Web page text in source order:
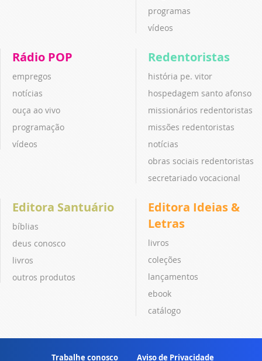
programas
vídeos
Rádio POP
empregos
notícias
ouça ao vivo
programação
vídeos
Redentoristas
história pe. vitor
hospedagem santo afonso
missionários redentoristas
missões redentoristas
notícias
obras sociais redentoristas
secretariado vocacional
Editora Santuário
bíblias
deus conosco
livros
outros produtos
Editora Ideias &
Letras
livros
coleções
lançamentos
ebook
catálogo
Trabalhe conosco Aviso de Privacidade